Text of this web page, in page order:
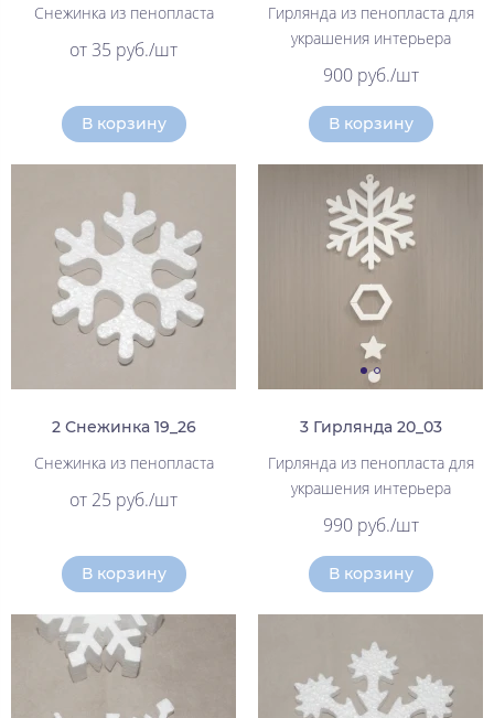
Снежинка из пенопласта
от 35 руб./шт
В корзину
Гирлянда из пенопласта для
украшения интерьера
900 руб./шт
В корзину
2 Снежинка 19_26
Снежинка из пенопласта
от 25 руб./шт
В корзину
3 Гирлянда 20_03
Гирлянда из пенопласта для
украшения интерьера
990 руб./шт
В корзину